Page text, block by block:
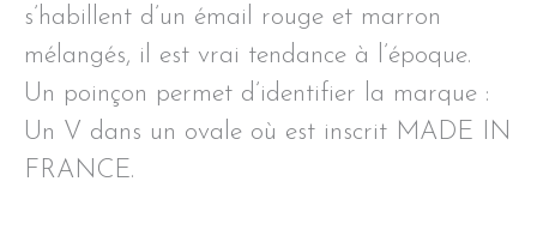
s’habillent d’un émail rouge et marron
mélangés, il est vrai tendance à l’époque.
Un poinçon permet d’identifier la marque :
Un V dans un ovale où est inscrit MADE IN
FRANCE.